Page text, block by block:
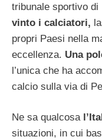
tribunale sportivo di
vinto i calciatori,
propri Paesi nella
eccellenza. Una
l’unica che ha
calcio sulla via di
Ne sa qualcosa
situazioni, in cui